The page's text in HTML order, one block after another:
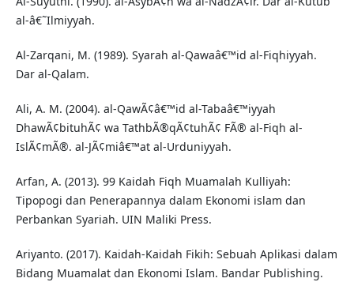
al-â€˜Ilmiyyah.
Al-Zarqani, M. (1989). Syarah al-Qawaâ€™id al-Fiqhiyyah.
Dar al-Qalam.
Ali, A. M. (2004). al-QawÃ¢â€™id al-Tabaâ€™iyyah
DhawÃ¢bituhÃ¢ wa TathbÃ®qÃ¢tuhÃ¢ FÃ® al-Fiqh al-
IslÃ¢mÃ®. al-JÃ¢miâ€™at al-Urduniyyah.
Arfan, A. (2013). 99 Kaidah Fiqh Muamalah Kulliyah:
Tipopogi dan Penerapannya dalam Ekonomi islam dan
Perbankan Syariah. UIN Maliki Press.
Ariyanto. (2017). Kaidah-Kaidah Fikih: Sebuah Aplikasi dalam
Bidang Muamalat dan Ekonomi Islam. Bandar Publishing.